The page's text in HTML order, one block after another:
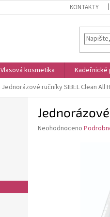
KONTAKTY
Vlasová kosmetika
Jednorázové ručníky SIBEL Clean All
Průměrné
Neohodnoceno